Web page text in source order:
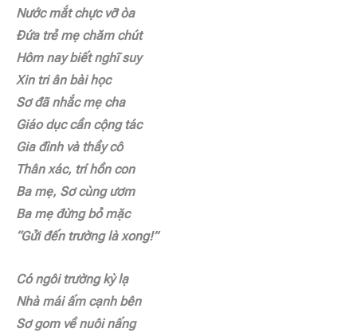
Nước mắt chực vỡ òa
Đứa trẻ mẹ chăm chút
Hôm nay biết nghĩ suy
Xin tri ân bài học
Sơ đã nhắc mẹ cha
Giáo dục cần cộng tác
Gia đình và thầy cô
Thân xác, trí hồn con
Ba mẹ, Sơ cùng ươm
Ba mẹ đừng bỏ mặc
“Gửi đến trường là xong!”
Có ngôi trường kỳ lạ
Nhà mái ấm cạnh bên
Sơ gom về nuôi nấng